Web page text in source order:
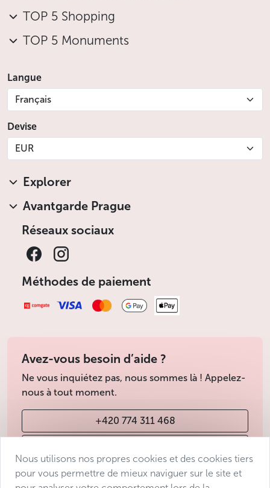
TOP 5 Shopping
TOP 5 Monuments
Langue
Français
Devise
EUR
Explorer
Avantgarde Prague
Réseaux sociaux
Méthodes de paiement
Avez-vous besoin d’aide ?
Ne vous inquiétez pas, nous sommes là ! Appelez-
nous à tout moment.
+420 774 311 468
Nous utilisons nos propres cookies et des cookies tiers
pour vous permettre de mieux naviguer sur le site et